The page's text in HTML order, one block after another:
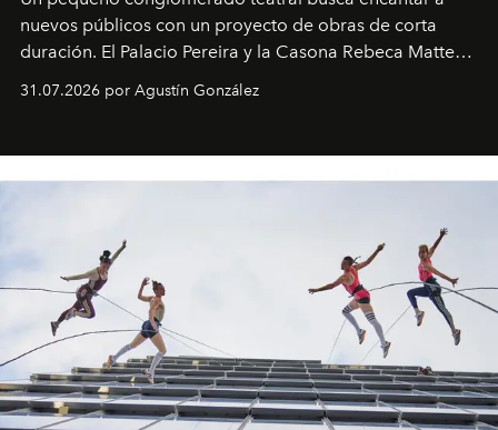
nuevos públicos con un proyecto de obras de corta
duración. El Palacio Pereira y la Casona Rebeca Matte
son algunos de los lugares que han albergado estas
miniobras. Sus puestas en escena son limpias; ponen el
31.07.2026 por Agustín González